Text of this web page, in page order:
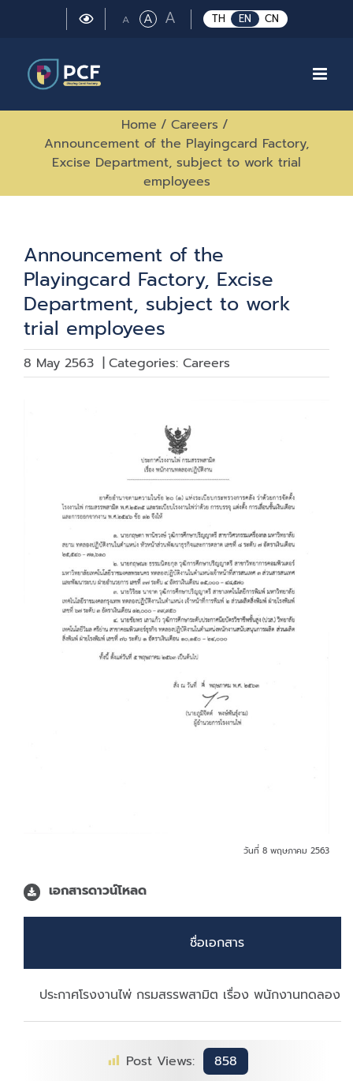
TH EN CN
A Small
ARegular
ALarge
font
Home / Careers /
Announcement of the Playingcard Factory,
Excise Department, subject to work trial
employees
Announcement of the
Playingcard Factory, Excise
Department, subject to work
trial employees
8 May 2563 | Categories: Careers
วันที่ 8 พฤษภาคม 2563
เอกสารดาวน์โหลด
ชื่อเอกสาร
ประกาศโรงงานไพ่ กรมสรรพสามิต เรื่อง พนักงานทดลอง
Post Views: 858